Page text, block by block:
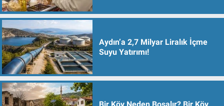
Aydın’a 2,7 Milyar Liralık İçme
Suyu Yatırımı!